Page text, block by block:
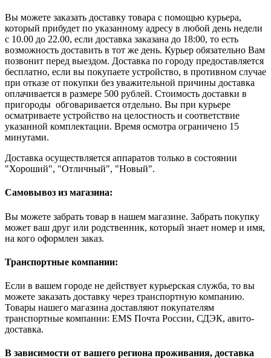
Вы можете заказать доставку товара с помощью курьера,
который прибудет по указанному адресу в любой день недели
с 10.00 до 22.00, если доставка заказана до 18:00, то есть
возможность доставить в тот же день. Курьер обязательно Вам
позвонит перед выездом. Доставка по городу предоставляется
бесплатно, если вы покупаете устройство, в противном случае
при отказе от покупки без уважительной причины доставка
оплачивается в размере 500 рублей. Стоимость доставки в
пригороды обговаривается отдельно. Вы при курьере
осматриваете устройство на целостность и соответствие
указанной комплектации. Время осмотра ограничено 15
минутами.
Доставка осуществляется аппаратов только в состоянии
"Хороший", "Отличный", "Новый".
Самовывоз из магазина:
Вы можете забрать товар в нашем магазине. Забрать покупку
может ваш друг или родственник, который знает номер и имя,
на кого оформлен заказ.
Транспортные компании:
Если в вашем городе не действует курьерская служба, то вы
можете заказать доставку через транспортную компанию.
Товары нашего магазина доставляют покупателям
транспортные компании: EMS Почта России, СДЭК, авито-
доставка.
В зависимости от вашего региона проживания, доставка